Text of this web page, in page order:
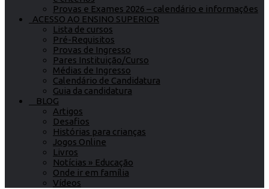
Provas e Exames 2026 – calendário e informações
ACESSO AO ENSINO SUPERIOR
Lista de cursos
Pré-Requisitos
Provas de Ingresso
Pares Instituição/Curso
Médias de Ingresso
Calendário de Candidatura
Guia da candidatura
BLOG
Artigos
Desafios
Histórias para crianças
Jogos Online
Livros
Notícias » Educação
Onde ir em família
Vídeos